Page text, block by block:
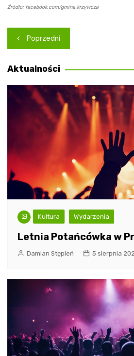
Źródło: facebook.com/gmina.krzywcza
Nawigacja
wpisu
Poprzedni
Aktualności
Kultura Wydarzenia
Letnia Potańcówka w
Damian Stępień 5 sierpnia